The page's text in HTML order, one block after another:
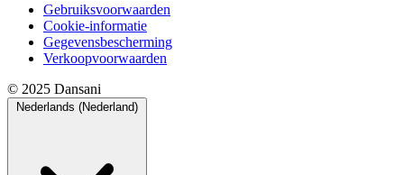
Gebruiksvoorwaarden
Cookie-informatie
Gegevensbescherming
Verkoopvoorwaarden
© 2025 Dansani
Nederlands (Nederland)